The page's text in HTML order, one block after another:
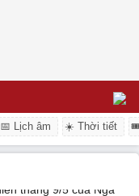
📅 Lịch âm ☀️ Thời tiết